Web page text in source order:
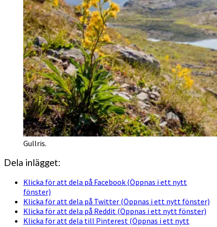
Gullris.
Dela inlägget:
Klicka för att dela på Facebook (Öppnas i ett nytt
fönster)
Klicka för att dela på Twitter (Öppnas i ett nytt fönster)
Klicka för att dela på Reddit (Öppnas i ett nytt fönster)
Klicka för att dela till Pinterest (Öppnas i ett nytt